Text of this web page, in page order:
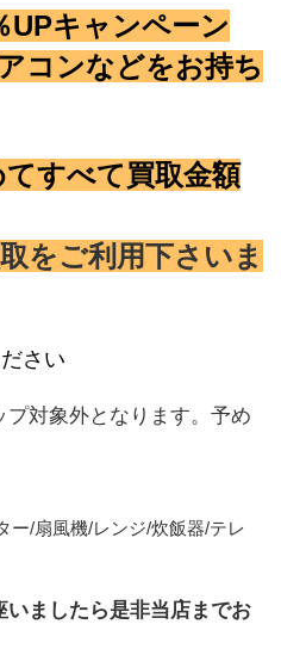
UPキャンペーン
コンなどをお持ち
すべて買取金額
をご利用下さいま
さい
対象外となります。予め
ー/扇風機/レンジ/炊飯器/テレ
いましたら是非当店までお